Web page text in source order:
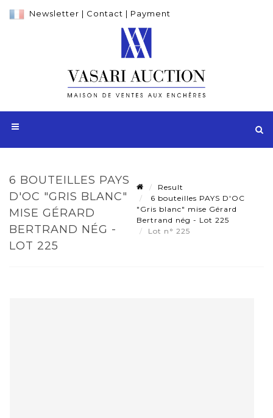
Newsletter | Contact | Payment
6 BOUTEILLES PAYS
D'OC "GRIS BLANC"
MISE GÉRARD
BERTRAND NÉG -
LOT 225
Result
6 bouteilles PAYS D'OC
"Gris blanc" mise Gérard
Bertrand nég - Lot 225
Lot n° 225